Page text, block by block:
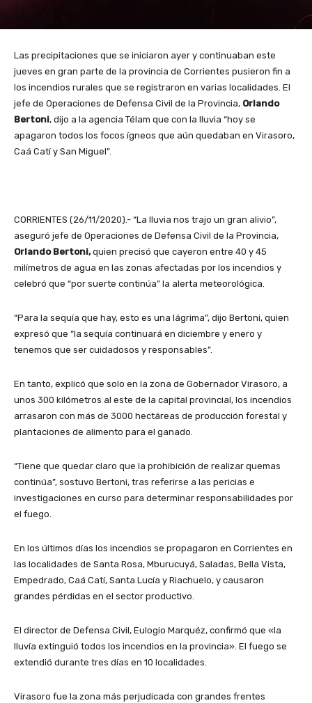
Las precipitaciones que se iniciaron ayer y continuaban este
jueves en gran parte de la provincia de Corrientes pusieron fin a
los incendios rurales que se registraron en varias localidades. El
jefe de Operaciones de Defensa Civil de la Provincia, Orlando
Bertoni, dijo a la agencia Télam que con la lluvia “hoy se
apagaron todos los focos ígneos que aún quedaban en Virasoro,
Caá Catí y San Miguel”.
CORRIENTES (26/11/2020).- “La lluvia nos trajo un gran alivio”,
aseguró jefe de Operaciones de Defensa Civil de la Provincia,
Orlando Bertoni,quien precisó que cayeron entre 40 y 45
milímetros de agua en las zonas afectadas por los incendios y
celebró que “por suerte continúa” la alerta meteorológica.
“Para la sequía que hay, esto es una lágrima”, dijo Bertoni, quien
expresó que “la sequía continuará en diciembre y enero y
tenemos que ser cuidadosos y responsables”.
En tanto, explicó que solo en la zona de Gobernador Virasoro, a
unos 300 kilómetros al este de la capital provincial, los incendios
arrasaron con más de 3000 hectáreas de producción forestal y
plantaciones de alimento para el ganado.
“Tiene que quedar claro que la prohibición de realizar quemas
continúa”, sostuvo Bertoni, tras referirse a las pericias e
investigaciones en curso para determinar responsabilidades por
el fuego.
En los últimos días los incendios se propagaron en Corrientes en
las localidades de Santa Rosa, Mburucuyá, Saladas, Bella Vista,
Empedrado, Caá Catí, Santa Lucía y Riachuelo, y causaron
grandes pérdidas en el sector productivo.
El director de Defensa Civil, Eulogio Marquéz, confirmó que «la
lluvía extinguió todos los incendios en la provincia». El fuego se
extendió durante tres días en 10 localidades.
Virasoro fue la zona más perjudicada con grandes frentes